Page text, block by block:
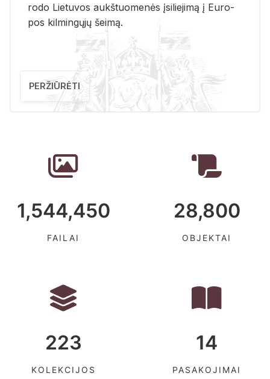
ro­do Lie­tu­vos aukš­tuo­me­nės įsi­lie­ji­mą į Eu­ro­
pos kil­min­gų­jų šei­mą.
PERŽIŪRĖTI
1,544,450
FAILAI
28,800
OBJEKTAI
223
KOLEKCIJOS
14
PASAKOJIMAI